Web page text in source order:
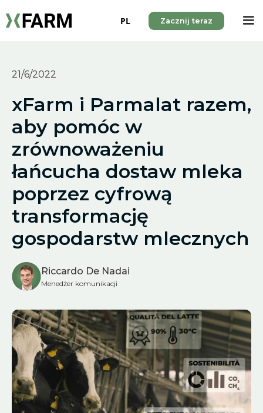
PL Zacznij teraz
21/6/2022
xFarm i Parmalat razem,
aby pomóc w
zrównoważeniu
łańcucha dostaw mleka
poprzez cyfrową
transformację
gospodarstw mlecznych
Riccardo De Nadai
Menedżer komunikacji